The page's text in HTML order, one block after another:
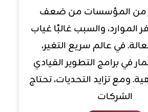
من المؤسسات من ضعف
الموارد، والسبب غالبًا غياب
في عالم سريع التغير،
في برامج التطوير القيادي
ومع تزايد التحديات، تحتاج
الشركات